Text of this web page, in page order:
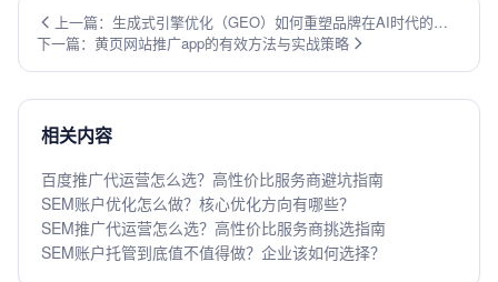
上一篇：生成式引擎优化（GEO）如何重塑品牌在AI时代的流
量入口？这份实战指南为你揭秘！
下一篇：黄页网站推广app的有效方法与实战策略
相关内容
百度推广代运营怎么选？高性价比服务商避坑指南
SEM账户优化怎么做？核心优化方向有哪些？
SEM推广代运营怎么选？高性价比服务商挑选指南
SEM账户托管到底值不值得做？企业该如何选择？